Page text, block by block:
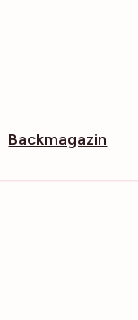
Backmagazin